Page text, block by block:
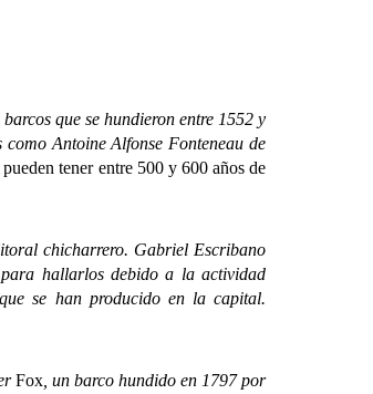
que se hundieron entre 1552 y
como Antoine Alfonse Fonteneau de
tener entre 500 y 600 años de
chicharrero. Gabriel Escribano
hallarlos debido a la actividad
se han producido en la capital.
Fox, un barco hundido en 1797 por